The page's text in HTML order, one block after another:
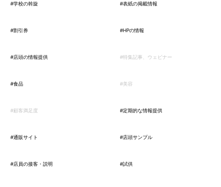
#学校の斡旋 #表紙の掲載情報
#割引券 #HPの情報
#店頭の情報提供 #特集記事、ウェビナー
#食品 #美容
#顧客満足度 #定期的な情報提供
#通販サイト #店頭サンプル
#店員の接客・説明 #試供